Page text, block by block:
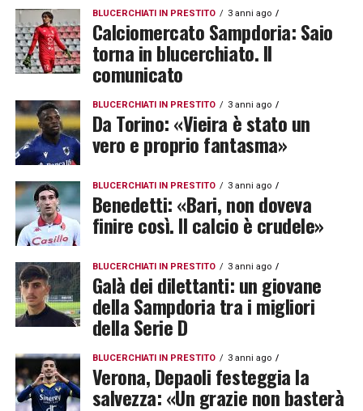
BLUCERCHIATI IN PRESTITO 3 anni ago
Calciomercato Sampdoria: Saio
torna in blucerchiato. Il
comunicato
BLUCERCHIATI IN PRESTITO 3 anni ago
Da Torino: «Vieira è stato un
vero e proprio fantasma»
BLUCERCHIATI IN PRESTITO 3 anni ago
Benedetti: «Bari, non doveva
finire così. Il calcio è crudele»
BLUCERCHIATI IN PRESTITO 3 anni ago
Galà dei dilettanti: un giovane
della Sampdoria tra i migliori
della Serie D
BLUCERCHIATI IN PRESTITO 3 anni ago
Verona, Depaoli festeggia la
salvezza: «Un grazie non basterà